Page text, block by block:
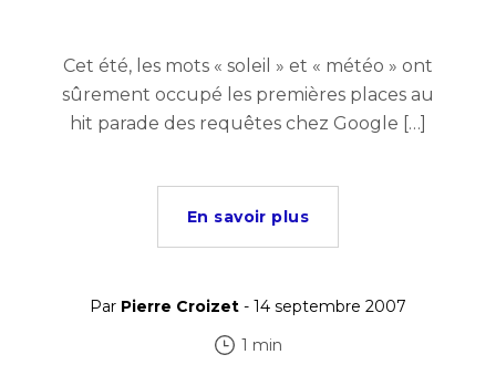
Cet été, les mots « soleil » et « météo » ont
sûrement occupé les premières places au
hit parade des requêtes chez Google […]
En savoir plus
Par Pierre Croizet - 14 septembre 2007
1 min